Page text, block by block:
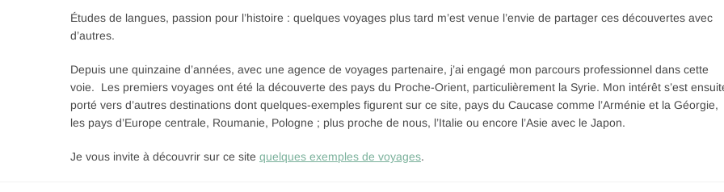
Études de langues, passion pour l’histoire : quelques voyages plus tard m’est venue l’envie de partager ces découvertes avec
d’autres.
Depuis une quinzaine d’années, avec une agence de voyages partenaire, j’ai engagé mon parcours professionnel dans cette
voie.
Les premiers voyages ont été la découverte des pays du Proche-Orient, particulièrement la Syrie. Mon intérêt s’est
porté vers d’autres destinations dont quelques-exemples figurent sur ce site, pays du Caucase comme l’Arménie et la Géorgie,
les pays d’Europe centrale, Roumanie, Pologne ; plus proche de nous, l’Italie ou encore l’Asie avec le Japon.
Je vous invite à découvrir sur ce site quelques exemples de voyages.